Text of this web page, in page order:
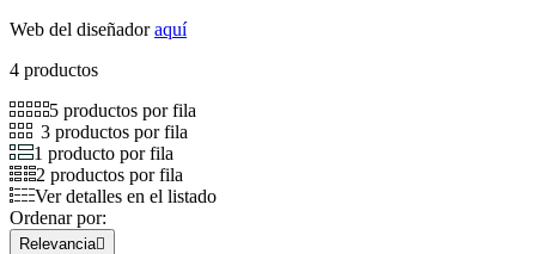
Web del diseñadoraquí
4 productos
5 productos por fila
3 productos por fila
1 producto por fila
2 productos por fila
Ver detalles en el listado
Ordenar por:
Relevancia